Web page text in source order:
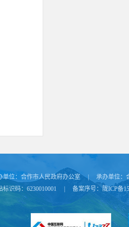
织密路网
单位： 合作市人民政府办公室 承办单位：
标识码：6230010001
备案序号：陇ICP备